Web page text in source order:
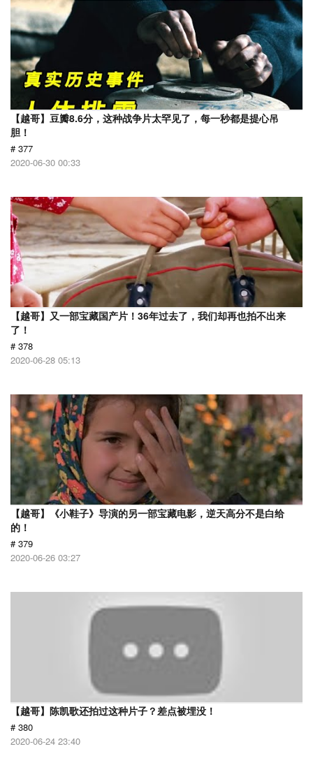
【越哥】豆瓣8.6分，这种战争片太罕见了，每一秒都是提心吊
胆！
# 377
2020-06-30 00:33
【越哥】又一部宝藏国产片！36年过去了，我们却再也拍不出来
了！
# 378
2020-06-28 05:13
【越哥】《小鞋子》导演的另一部宝藏电影，逆天高分不是白给
的！
# 379
2020-06-26 03:27
【越哥】陈凯歌还拍过这种片子？差点被埋没！
# 380
2020-06-24 23:40